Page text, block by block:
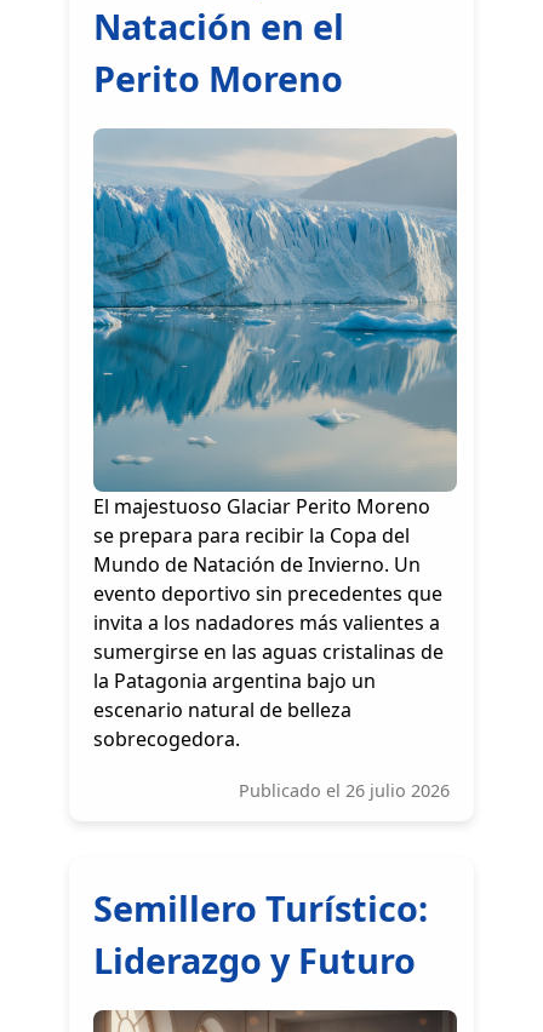
Natación en el
Perito Moreno
El majestuoso Glaciar Perito Moreno
se prepara para recibir la Copa del
Mundo de Natación de Invierno. Un
evento deportivo sin precedentes que
invita a los nadadores más valientes a
sumergirse en las aguas cristalinas de
la Patagonia argentina bajo un
escenario natural de belleza
sobrecogedora.
Publicado el 26 julio 2026
Semillero Turístico:
Liderazgo y Futuro